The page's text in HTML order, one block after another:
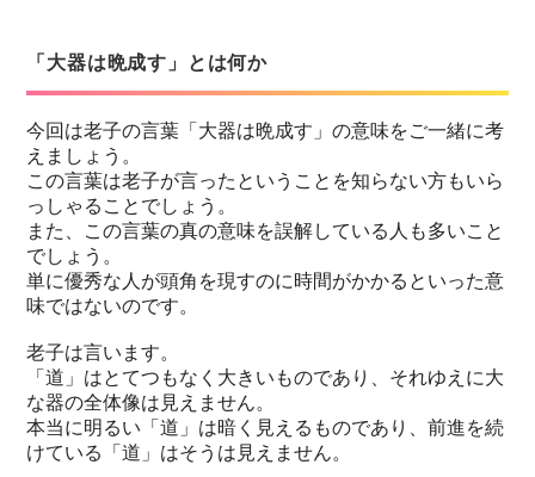
「大器は晩成す」とは何か
今回は老子の言葉「大器は晩成す」の意味をご一緒に考
えましょう。
この言葉は老子が言ったということを知らない方もいら
っしゃることでしょう。
また、この言葉の真の意味を誤解している人も多いこと
でしょう。
単に優秀な人が頭角を現すのに時間がかかるといった意
味ではないのです。
老子は言います。
「道」はとてつもなく大きいものであり、それゆえに大
な器の全体像は見えません。
本当に明るい「道」は暗く見えるものであり、前進を続
けている「道」はそうは見えません。